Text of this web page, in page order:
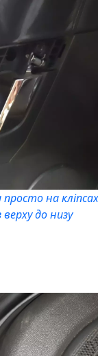
на кліпсах
до низу